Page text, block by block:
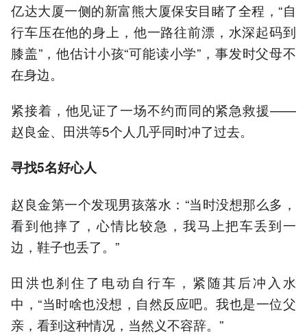
亿达大厦一侧的新富熊大厦保安目睹了全程，“自
行车压在他的身上，他一路往前漂，水深起码到
膝盖”，他估计小孩“可能读小学”，事发时父母不
在身边。
紧接着，他见证了一场不约而同的紧急救援——
赵良金、田洪等5个人几乎同时冲了过去。
寻找5名好心人
赵良金第一个发现男孩落水：“当时没想那么多，
看到他摔了，心情比较急，我马上把车丢到一
边，鞋子也丢了。”
田洪也刹住了电动自行车，紧随其后冲入水
中，“当时啥也没想，自然反应吧。我也是一位父
亲，看到这种情况，当然义不容辞。”